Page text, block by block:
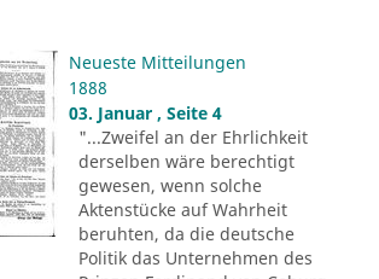
Neueste Mitteilungen
1888
03. Januar , Seite 4
"...Zweifel an der Ehrlichkeit
derselben wäre berechtigt
gewesen, wenn solche
Aktenstücke auf Wahrheit
beruhten, da die deutsche
Politik das Unternehmen des